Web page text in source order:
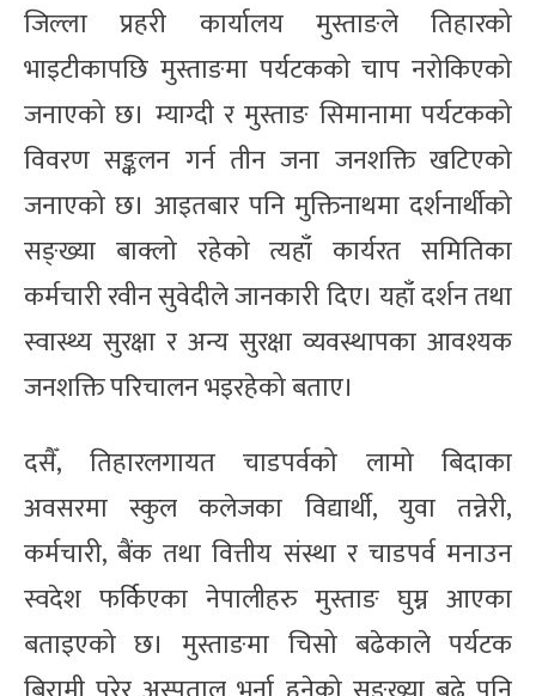
जिल्ला प्रहरी कार्यालय मुस्ताङले तिहारको
भाइटीकापछि मुस्ताङमा पर्यटकको चाप नरोकिएको
जनाएको छ। म्याग्दी र मुस्ताङ सिमानामा पर्यटकको
विवरण सङ्कलन गर्न तीन जना जनशक्ति खटिएको
जनाएको छ। आइतबार पनि मुक्तिनाथमा दर्शनार्थीको
सङ्ख्या बाक्लो रहेको त्यहाँ कार्यरत समितिका
कर्मचारी रवीन सुवेदीले जानकारी दिए। यहाँ दर्शन तथा
स्वास्थ्य सुरक्षा र अन्य सुरक्षा व्यवस्थापका आवश्यक
जनशक्ति परिचालन भइरहेको बताए।
दसैँ, तिहारलगायत चाडपर्वको लामो बिदाका
अवसरमा स्कुल कलेजका विद्यार्थी, युवा तन्नेरी,
कर्मचारी, बैंक तथा वित्तीय संस्था र चाडपर्व मनाउन
स्वदेश फर्किएका नेपालीहरु मुस्ताङ घुम्न आएका
बताइएको छ। मुस्ताङमा चिसो बढेकाले पर्यटक